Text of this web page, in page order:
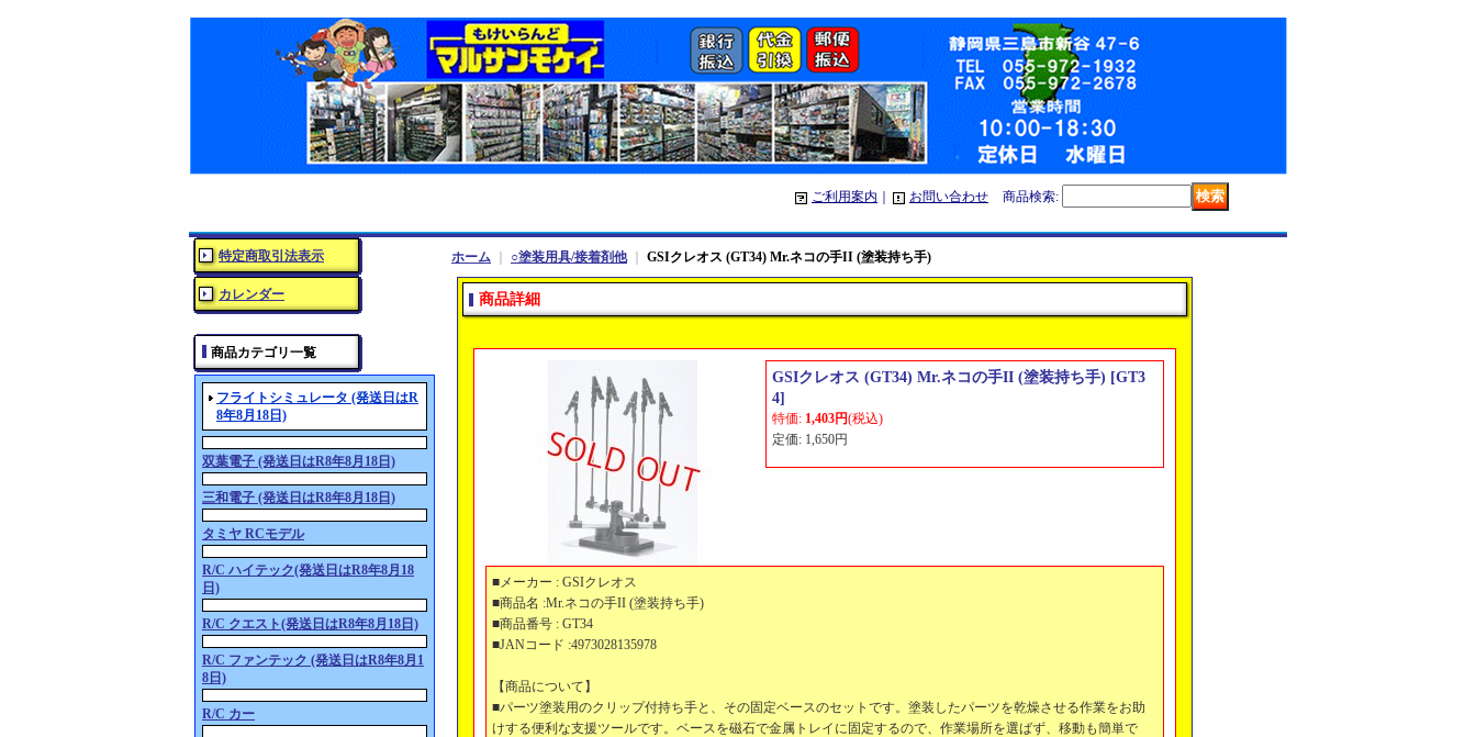
ご利用案内 お問い合わせ 商品検索:
特定商取引法表示
カレンダー
商品カテゴリ一覧
フライトシミュレータ (発送日はR
8年8月18日)
双葉電子 (発送日はR8年8月18日)
三和電子 (発送日はR8年8月18日)
タミヤ RCモデル
R/C ハイテック(発送日はR8年8月18
日)
R/C クエスト(発送日はR8年8月18日)
R/C ファンテック (発送日はR8年8月1
8日)
R/C カー
ホーム ○塗装用具/接着剤他｜ GSIクレオス (GT34) Mr.ネコの手II (塗装持ち手)
商品詳細
GSIクレオス (GT34) Mr.ネコの手II (塗装持ち手) [GT3
4]
特価: 1,403円(税込)
定価: 1,650円
■メーカー : GSIクレオス
■商品名 :Mr.ネコの手II (塗装持ち手)
■商品番号 : GT34
■JANコード :4973028135978
【商品について】
■パーツ塗装用のクリップ付持ち手と、その固定ベースのセットです。塗装したパーツを乾燥させる作業をお助
けする便利な支援ツールです。ベースを磁石で金属トレイに固定するので、作業場所を選ばず、移動も簡単で